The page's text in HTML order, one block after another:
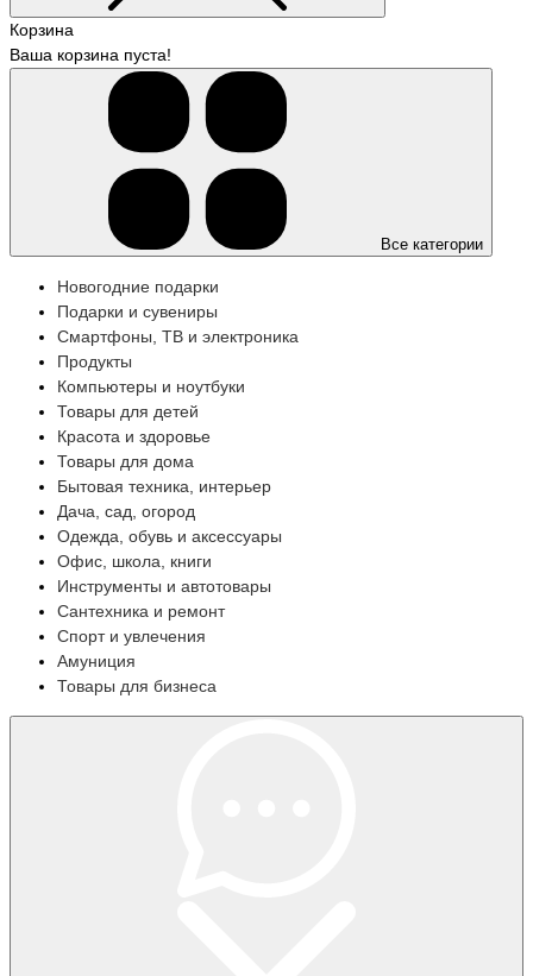
Корзина
Ваша корзина пуста!
Все категории
Новогодние подарки
Подарки и сувениры
Смартфоны, ТВ и электроника
Продукты
Компьютеры и ноутбуки
Товары для детей
Красота и здоровье
Товары для дома
Бытовая техника, интерьер
Дача, сад, огород
Одежда, обувь и аксессуары
Офис, школа, книги
Инструменты и автотовары
Сантехника и ремонт
Спорт и увлечения
Амуниция
Товары для бизнеса